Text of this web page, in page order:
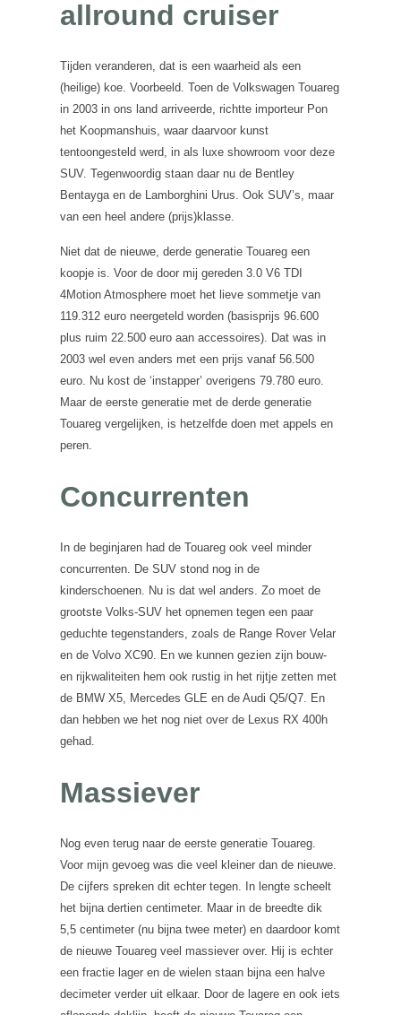
allround cruiser
Tijden veranderen, dat is een waarheid als een
(heilige) koe. Voorbeeld. Toen de Volkswagen Touareg
in 2003 in ons land arriveerde, richtte importeur Pon
het Koopmanshuis, waar daarvoor kunst
tentoongesteld werd, in als luxe showroom voor deze
SUV. Tegenwoordig staan daar nu de Bentley
Bentayga en de Lamborghini Urus. Ook SUV’s, maar
van een heel andere (prijs)klasse.
Niet dat de nieuwe, derde generatie Touareg een
koopje is. Voor de door mij gereden 3.0 V6 TDI
4Motion Atmosphere moet het lieve sommetje van
119.312 euro neergeteld worden (basisprijs 96.600
plus ruim 22.500 euro aan accessoires). Dat was in
2003 wel even anders met een prijs vanaf 56.500
euro. Nu kost de ‘instapper’ overigens 79.780 euro.
Maar de eerste generatie met de derde generatie
Touareg vergelijken, is hetzelfde doen met appels en
peren.
Concurrenten
In de beginjaren had de Touareg ook veel minder
concurrenten. De SUV stond nog in de
kinderschoenen. Nu is dat wel anders. Zo moet de
grootste Volks-SUV het opnemen tegen een paar
geduchte tegenstanders, zoals de Range Rover Velar
en de Volvo XC90. En we kunnen gezien zijn bouw-
en rijkwaliteiten hem ook rustig in het rijtje zetten met
de BMW X5, Mercedes GLE en de Audi Q5/Q7. En
dan hebben we het nog niet over de Lexus RX 400h
gehad.
Massiever
Nog even terug naar de eerste generatie Touareg.
Voor mijn gevoeg was die veel kleiner dan de nieuwe.
De cijfers spreken dit echter tegen. In lengte scheelt
het bijna dertien centimeter. Maar in de breedte dik
5,5 centimeter (nu bijna twee meter) en daardoor komt
de nieuwe Touareg veel massiever over. Hij is echter
een fractie lager en de wielen staan bijna een halve
decimeter verder uit elkaar. Door de lagere en ook iets